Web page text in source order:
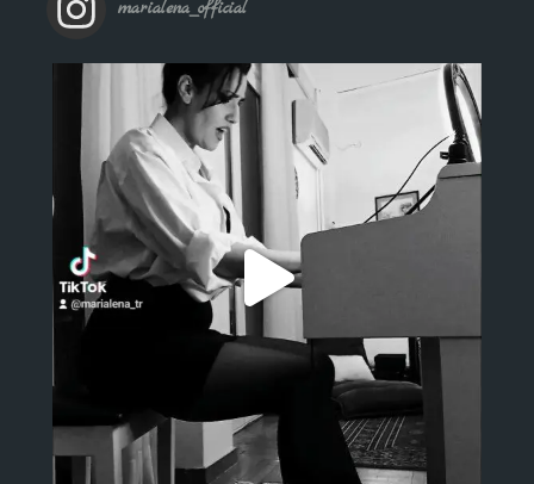
marialena_official